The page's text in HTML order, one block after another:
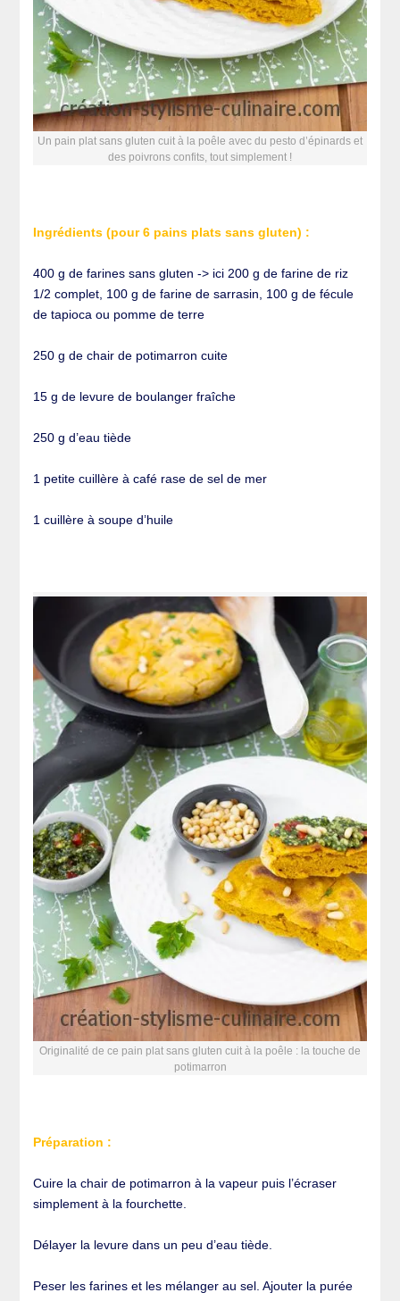
Un pain plat sans gluten cuit à la poêle avec du pesto d’épinards et
des poivrons confits, tout simplement !
Ingrédients (pour 6 pains plats sans gluten) :
400 g de farines sans gluten -> ici 200 g de farine de riz
1/2 complet, 100 g de farine de sarrasin, 100 g de fécule
de tapioca ou pomme de terre
250 g de chair de potimarron cuite
15 g de levure de boulanger fraîche
250 g d’eau tiède
1 petite cuillère à café rase de sel de mer
1 cuillère à soupe d’huile
Originalité de ce pain plat sans gluten cuit à la poêle : la touche de
potimarron
Préparation :
Cuire la chair de potimarron à la vapeur puis l’écraser
simplement à la fourchette.
Délayer la levure dans un peu d’eau tiède.
Peser les farines et les mélanger au sel. Ajouter la purée